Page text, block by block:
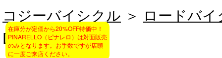
コジーバイシクル ＞ ロードバイ
DURAACE
在庫分が定価から20%OFF特価中！
PINARELLO（ピナレロ）は対面販売
のみとなります。お手数ですが店頭
に一度ご来店ください。